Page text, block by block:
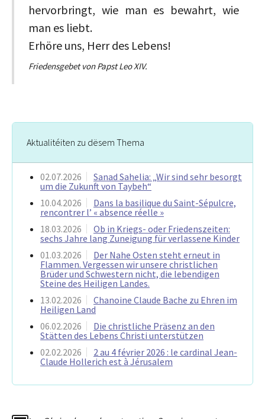
hervorbringt, wie man es bewahrt, wie
man es liebt.
Erhöre uns, Herr des Lebens!
Friedensgebet von Papst Leo XIV.
Aktualitéiten zu dësem Thema
02.07.2026
Sanad Sahelia: „Wir sind sehr besorgt
um die Zukunft von Taybeh“
10.04.2026
Dans la basilique du Saint-Sépulcre,
rencontrer l’ « absence réelle »
18.03.2026
Ob in Kriegs- oder Friedenszeiten:
sechs Jahre lang Zuneigung für verlassene Kinder
01.03.2026
Der Nahe Osten steht erneut in
Flammen. Vergessen wir unsere christlichen
Brüder und Schwestern nicht, die lebendigen
Steine des Heiligen Landes.
13.02.2026
Chanoine Claude Bache zu Ehren im
Heiligen Land
06.02.2026
Die christliche Präsenz an den
Stätten des Lebens Christi unterstützen
02.02.2026
2 au 4 février 2026 : le cardinal Jean-
Claude Hollerich est à Jérusalem